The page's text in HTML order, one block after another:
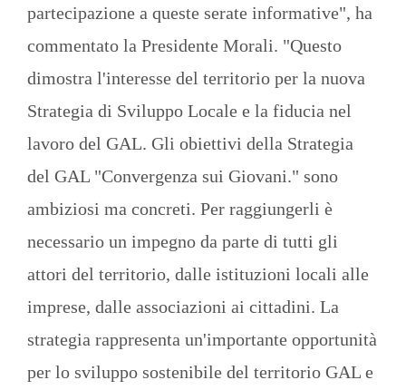
partecipazione a queste serate informative", ha
commentato la Presidente Morali. "Questo
dimostra l'interesse del territorio per la nuova
Strategia di Sviluppo Locale e la fiducia nel
lavoro del GAL. Gli obiettivi della Strategia
del GAL "Convergenza sui Giovani." sono
ambiziosi ma concreti. Per raggiungerli è
necessario un impegno da parte di tutti gli
attori del territorio, dalle istituzioni locali alle
imprese, dalle associazioni ai cittadini. La
strategia rappresenta un'importante opportunità
per lo sviluppo sostenibile del territorio GAL e